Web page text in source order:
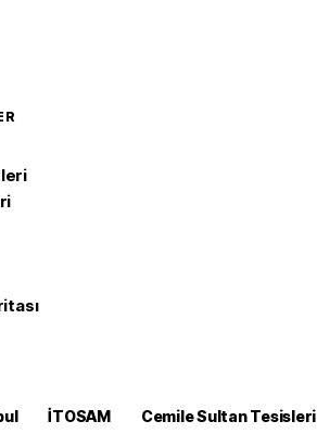
İTOSAM Cemile Sultan Tesisleri